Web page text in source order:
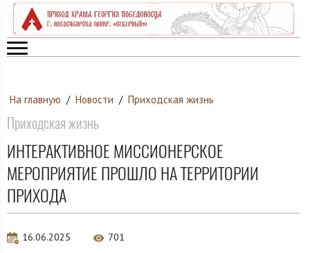
На главную / Новости / Приходская жизнь
Приходская жизнь
ИНТЕРАКТИВНОЕ МИССИОНЕРСКОЕ
МЕРОПРИЯТИЕ ПРОШЛО НА ТЕРРИТОРИИ
ПРИХОДА
16.06.2025 701